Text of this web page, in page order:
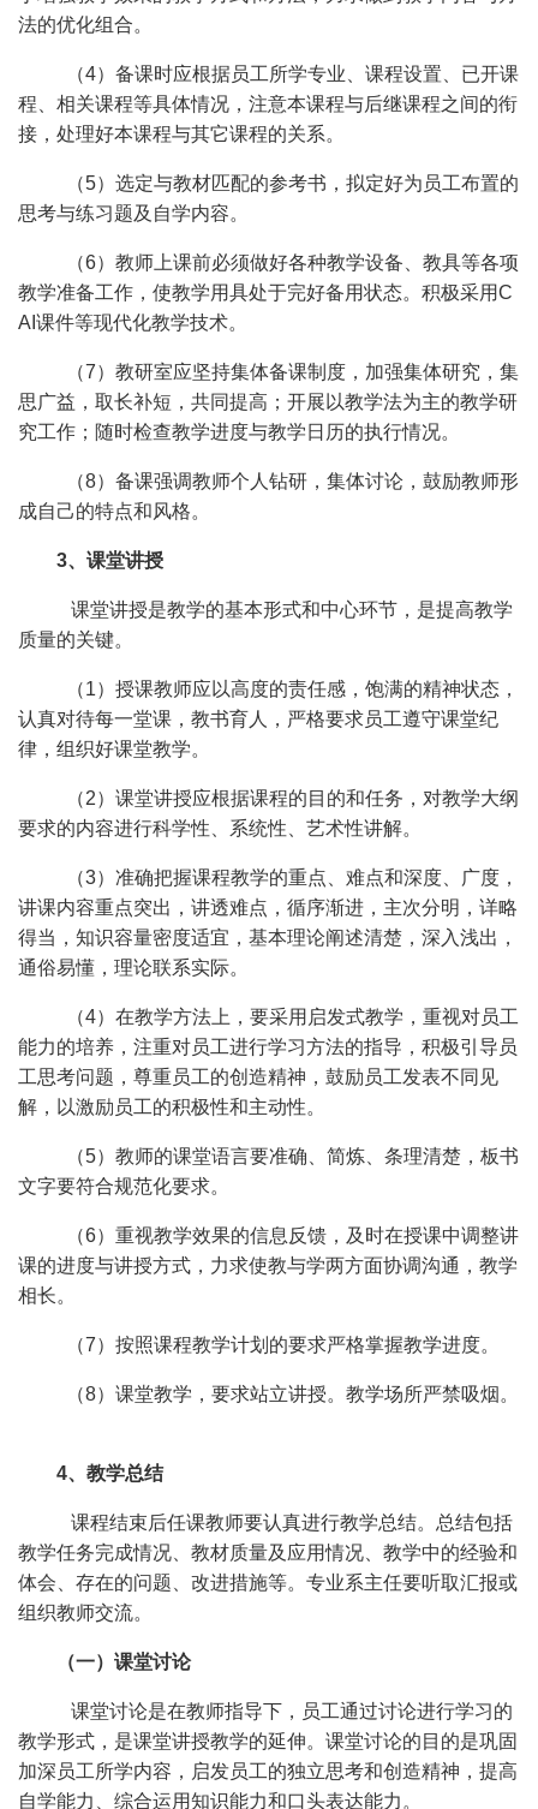
法的优化组合。
（4）备课时应根据员工所学专业、课程设置、已开课
程、相关课程等具体情况，注意本课程与后继课程之间的衔
接，处理好本课程与其它课程的关系。
（5）选定与教材匹配的参考书，拟定好为员工布置的
思考与练习题及自学内容。
（6）教师上课前必须做好各种教学设备、教具等各项
教学准备工作，使教学用具处于完好备用状态。积极采用C
AI课件等现代化教学技术。
（7）教研室应坚持集体备课制度，加强集体研究，集
思广益，取长补短，共同提高；开展以教学法为主的教学研
究工作；随时检查教学进度与教学日历的执行情况。
（8）备课强调教师个人钻研，集体讨论，鼓励教师形
成自己的特点和风格。
3、课堂讲授
课堂讲授是教学的基本形式和中心环节，是提高教学
质量的关键。
（1）授课教师应以高度的责任感，饱满的精神状态，
认真对待每一堂课，教书育人，严格要求员工遵守课堂纪
律，组织好课堂教学。
（2）课堂讲授应根据课程的目的和任务，对教学大纲
要求的内容进行科学性、系统性、艺术性讲解。
（3）准确把握课程教学的重点、难点和深度、广度，
讲课内容重点突出，讲透难点，循序渐进，主次分明，详略
得当，知识容量密度适宜，基本理论阐述清楚，深入浅出，
通俗易懂，理论联系实际。
（4）在教学方法上，要采用启发式教学，重视对员工
能力的培养，注重对员工进行学习方法的指导，积极引导员
工思考问题，尊重员工的创造精神，鼓励员工发表不同见
解，以激励员工的积极性和主动性。
（5）教师的课堂语言要准确、简炼、条理清楚，板书
文字要符合规范化要求。
（6）重视教学效果的信息反馈，及时在授课中调整讲
课的进度与讲授方式，力求使教与学两方面协调沟通，教学
相长。
（7）按照课程教学计划的要求严格掌握教学进度。
（8）课堂教学，要求站立讲授。教学场所严禁吸烟。
4、教学总结
课程结束后任课教师要认真进行教学总结。总结包括
教学任务完成情况、教材质量及应用情况、教学中的经验和
体会、存在的问题、改进措施等。专业系主任要听取汇报或
组织教师交流。
（一）课堂讨论
课堂讨论是在教师指导下，员工通过讨论进行学习的
教学形式，是课堂讲授教学的延伸。课堂讨论的目的是巩固
加深员工所学内容，启发员工的独立思考和创造精神，提高
自学能力、综合运用知识能力和口头表达能力。